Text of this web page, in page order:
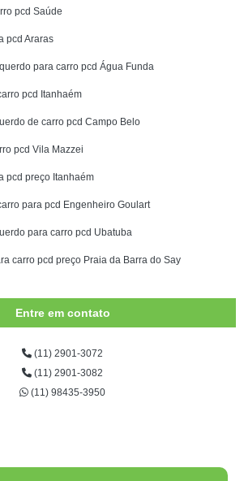
pcd Saúde
pcd Araras
para carro pcd Água Funda
pcd Itanhaém
de carro pcd Campo Belo
pcd Vila Mazzei
pcd preço Itanhaém
para pcd Engenheiro Goulart
para carro pcd Ubatuba
carro pcd preço Praia da Barra do Say
Entre em contato
(11) 2901-3072
(11) 2901-3082
(11) 98435-3950